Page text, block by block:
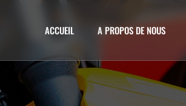
ACCUEIL A PROPOS DE NOUS